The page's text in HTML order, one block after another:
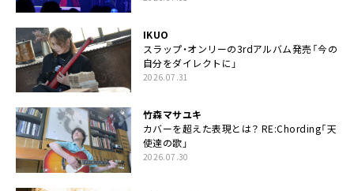
IKUO
スラップ・オンリーの3rdアルバム発売「今の
自分をダイレクトに」
2026.07.31
竹森マサユキ
カバーを超えた表現とは？ RE:Chording「天
使達の歌」
2026.07.30